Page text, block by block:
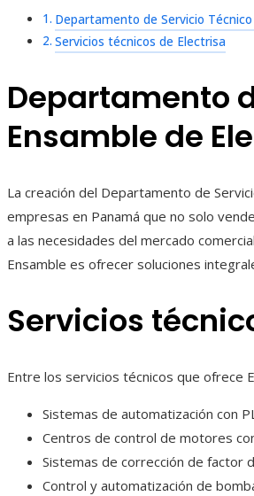
Departamento de Servicio
Servicios técnicos de Electrisa
Departamento
Ensamble de
La creación del Departamento de
empresas en Panamá que no solo
a las necesidades del mercado
Ensamble es ofrecer soluciones
Servicios
Entre los servicios técnicos que ofrece
Sistemas de automatización con
Centros de control de motores
Sistemas de corrección de factor
Control y automatización de